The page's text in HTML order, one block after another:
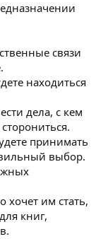
связи
находиться
дела, с кем
принимать
выбор.
хочет им стать,
книг,